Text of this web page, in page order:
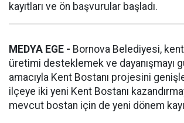
kayıtları ve ön başvurular başladı.
MEDYA EGE - Bornova Belediyesi,
üretimi desteklemek ve dayanışmayı
amacıyla Kent Bostanı projesini
ilçeye iki yeni Kent Bostanı
mevcut bostan için de yeni dönem